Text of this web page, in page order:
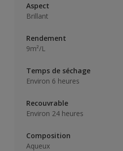
Aspect
Brillant
Rendement
9m²/L
Temps de séchage
Environ 6 heures
Recouvrable
Environ 24 heures
Composition
Aqueux